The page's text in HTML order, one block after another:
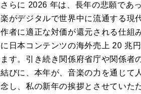
さらに 2026 年は、長年の悲願であ
楽がデジタルで世界中に流通する現
作者に適正な対価が還元される仕組
に日本コンテンツの海外売上 20 兆
ます。引き続き関係府省庁や関係者
結びに、本年が、音楽の力を通じて
念し、私の新年の挨拶とさせていた